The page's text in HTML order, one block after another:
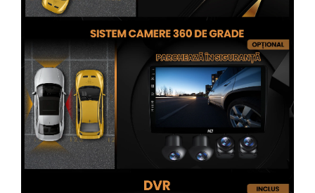
Conectică Skoda
Conectică Honda
Conectică BMW
Conectică BMW